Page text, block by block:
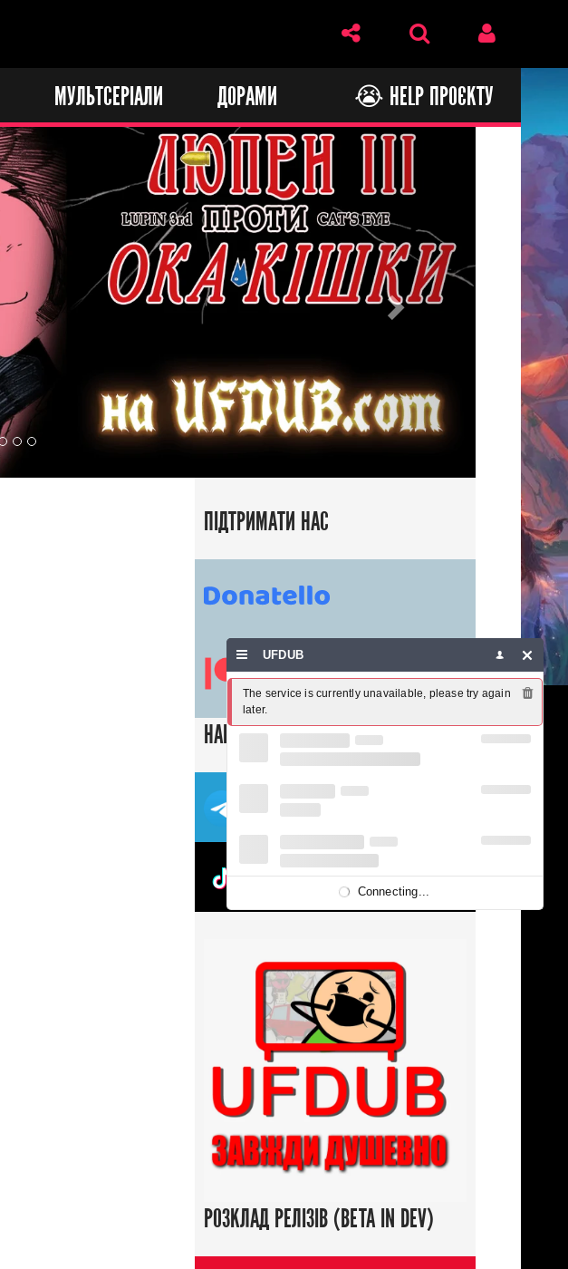
МУЛЬТСЕРІАЛИ ДОРАМИ 😭 HELP ПРОЄКТУ
Next
ПІДТРИМАТИ НАС
НАШІ СОЦ. МЕРЕЖІ
ТЕЛЕГРАМ
UFDUBTOK
РОЗКЛАД РЕЛІЗІВ (BETA IN DEV)
UFDUB
The service is currently unavailable, please try again
later.
Connecting...